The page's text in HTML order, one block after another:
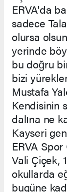
ERVA'da
sadece
olursa
yerinde
bu doğru
bizi
Mustafa
Kendisinin
dalına ne
Kayseri
ERVA Spor
Vali Çiçek,
okullarda
bugüne